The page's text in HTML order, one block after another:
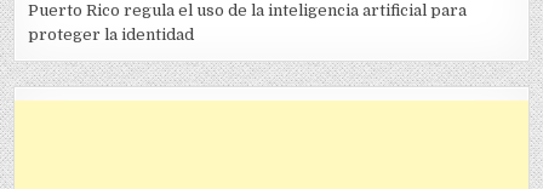
Puerto Rico regula el uso de la inteligencia artificial para
proteger la identidad